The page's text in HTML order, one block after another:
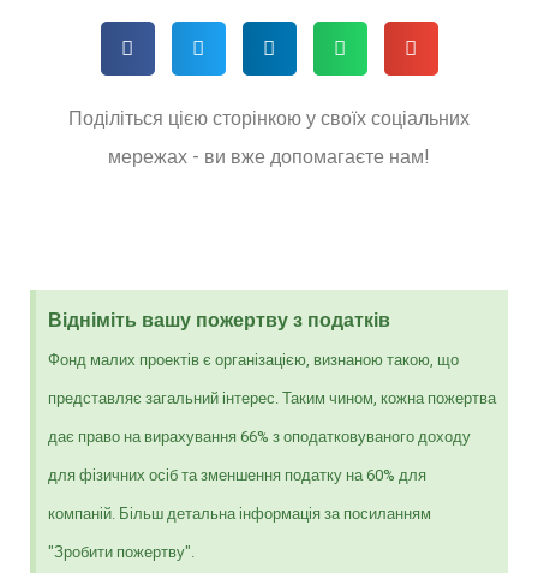
Поділіться цією сторінкою у своїх соціальних
мережах - ви вже допомагаєте нам!
Відніміть вашу пожертву з податків
Фонд малих проектів є організацією, визнаною такою, що
представляє загальний інтерес. Таким чином, кожна пожертва
дає право на вирахування 66% з оподатковуваного доходу
для фізичних осіб та зменшення податку на 60% для
компаній. Більш детальна інформація за посиланням
"Зробити пожертву".